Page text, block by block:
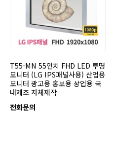
T55-MN 55인치 FHD LED 투명
모니터 (LG IPS패널사용) 산업용
모니터 광고용 홍보용 상업용 국
내제조 자체제작
전화문의